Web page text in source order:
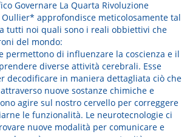
Governare La Quarta Rivoluzione
approfondisce meticolosamente tal
tutti noi quali sono i reali obbiettivi che
del mondo:
permettono di influenzare la coscienza e il
diverse attività cerebrali. Esse
decodificare in maniera dettagliata ciò che
nuove sostanze chimiche e
agire sul nostro cervello per correggere
le funzionalità. Le neurotecnologie ci
nuove modalità per comunicare e